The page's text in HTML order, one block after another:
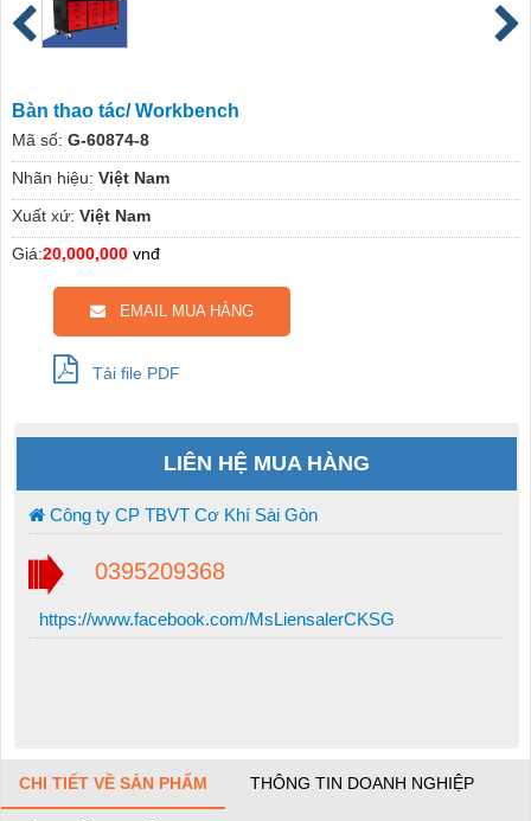
Bàn thao tác/ Workbench
Mã số: G-60874-8
Nhãn hiệu: Việt Nam
Xuất xứ: Việt Nam
Giá:20,000,000 vnđ
EMAIL MUA HÀNG
Tải file PDF
LIÊN HỆ MUA HÀNG
Công ty CP TBVT Cơ Khí Sài Gòn
0395209368
https://www.facebook.com/MsLiensalerCKSG
CHI TIẾT VỀ SẢN PHẨM THÔNG TIN DOANH NGHIỆP